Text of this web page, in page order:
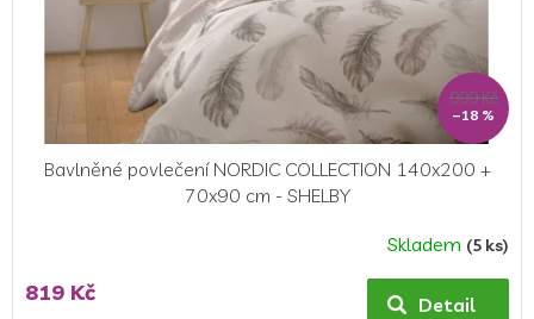
999 Kč
–18 %
Bavlněné povlečení NORDIC COLLECTION 140x200 +
70x90 cm - SHELBY
produktu
Skladem (5 ks)
819 Kč Detail